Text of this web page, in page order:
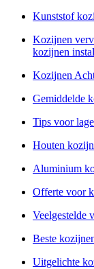
Kunststof
Kozijnen
kozijnen
Kozijnen
Gemiddelde
Tips voor
Houten
Aluminium
Offerte voor
Veelgestelde
Beste
Uitgelichte